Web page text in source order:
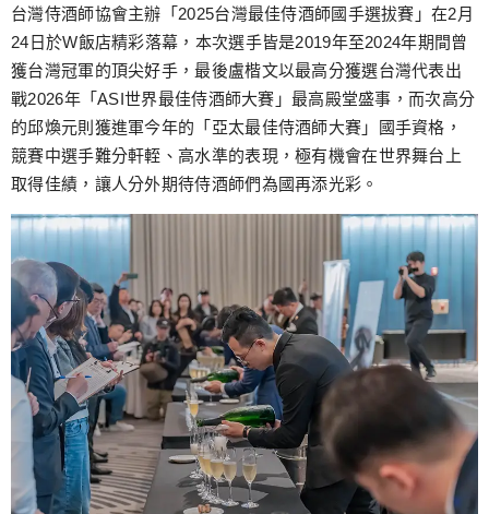
跳
至
主
要
內
容
台灣侍酒師協會主辦「2025台灣最佳侍酒師國手選拔賽」在2月
24日於W飯店精彩落幕，本次選手皆是2019年至2024年期間曾
獲台灣冠軍的頂尖好手，最後盧楷文以最高分獲選台灣代表出
戰2026年「ASI世界最佳侍酒師大賽」最高殿堂盛事，而次高分
的邱煥元則獲進軍今年的「亞太最佳侍酒師大賽」國手資格，
競賽中選手難分軒輊、高水準的表現，極有機會在世界舞台上
取得佳績，讓人分外期待侍酒師們為國再添光彩。